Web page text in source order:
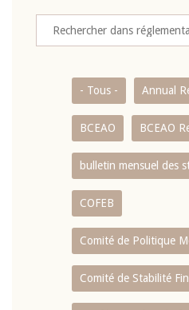
- Tous - Annual
BCEAO BCEAO
bulletin mensuel des
COFEB
Comité de Politique
Comité de Stabilité